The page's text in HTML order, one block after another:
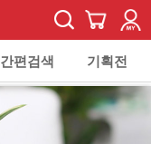
간편검색 기획전